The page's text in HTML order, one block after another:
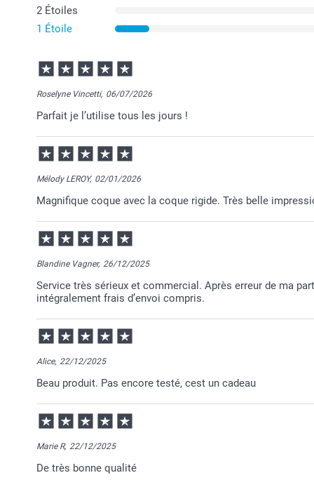
2 Étoiles
1 Étoile
Roselyne Vincetti, 06/07/2026
Parfait je l’utilise tous les jours !
Mélody LEROY, 02/01/2026
Magnifique coque avec la coque rigide. Très belle
Blandine Vagner, 26/12/2025
Service très sérieux et commercial. Après erreur de ma
intégralement frais d’envoi compris.
Alice, 22/12/2025
Beau produit. Pas encore testé, cest un cadeau
Marie R, 22/12/2025
De très bonne qualité